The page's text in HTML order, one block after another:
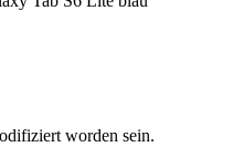
worden sein.